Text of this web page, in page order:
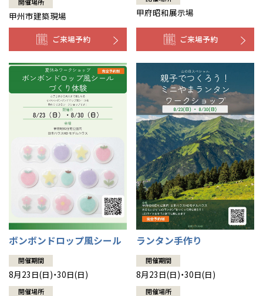
甲州市建築現場
ご来場予約
甲府昭和展示場
ご来場予約
ボンボンドロップ風シール
開催期間
8月23日(日)・30日(日)
開催場所
ランタン手作り
開催期間
8月23日(日)・30日(日)
開催場所